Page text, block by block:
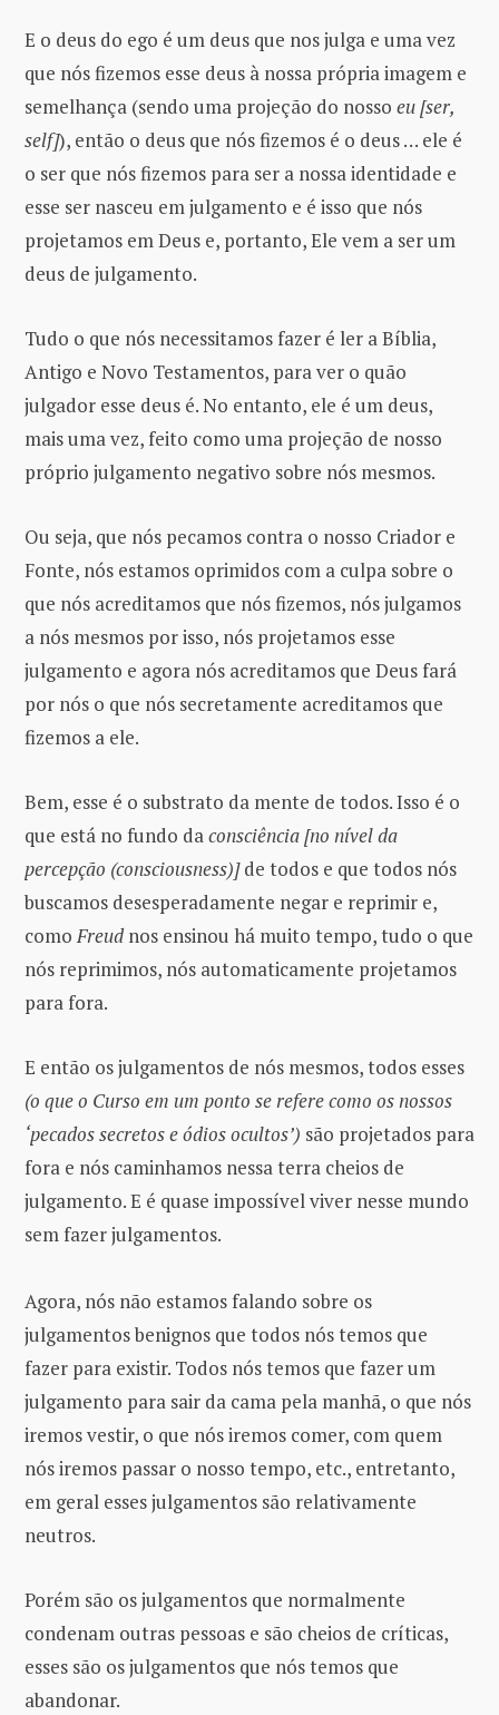
E o deus do ego é um deus que nos julga e uma vez
que nós fizemos esse deus à nossa própria imagem e
semelhança (sendo uma projeção do nosso eu [ser,
self]), então o deus que nós fizemos é o deus … ele é
o ser que nós fizemos para ser a nossa identidade e
esse ser nasceu em julgamento e é isso que nós
projetamos em Deus e, portanto, Ele vem a ser um
deus de julgamento.
Tudo o que nós necessitamos fazer é ler a Bíblia,
Antigo e Novo Testamentos, para ver o quão
julgador esse deus é. No entanto, ele é um deus,
mais uma vez, feito como uma projeção de nosso
próprio julgamento negativo sobre nós mesmos.
Ou seja, que nós pecamos contra o nosso Criador e
Fonte, nós estamos oprimidos com a culpa sobre o
que nós acreditamos que nós fizemos, nós julgamos
a nós mesmos por isso, nós projetamos esse
julgamento e agora nós acreditamos que Deus fará
por nós o que nós secretamente acreditamos que
fizemos a ele.
Bem, esse é o substrato da mente de todos. Isso é o
que está no fundo daconsciência [no nível da
percepção (consciousness)]de todos e que todos nós
buscamos desesperadamente negar e reprimir e,
comoFreudnos ensinou há muito tempo, tudo o que
nós reprimimos, nós automaticamente projetamos
para fora.
E então os julgamentos de nós mesmos, todos esses
(o que o Curso em um ponto se refere como os nossos
‘pecados secretos e ódios ocultos’) são projetados para
fora e nós caminhamos nessa terra cheios de
julgamento. E é quase impossível viver nesse mundo
sem fazer julgamentos.
Agora, nós não estamos falando sobre os
julgamentos benignos que todos nós temos que
fazer para existir. Todos nós temos que fazer um
julgamento para sair da cama pela manhã, o que nós
iremos vestir, o que nós iremos comer, com quem
nós iremos passar o nosso tempo, etc., entretanto,
em geral esses julgamentos são relativamente
neutros.
Porém são os julgamentos que normalmente
condenam outras pessoas e são cheios de críticas,
esses são os julgamentos que nós temos que
abandonar.